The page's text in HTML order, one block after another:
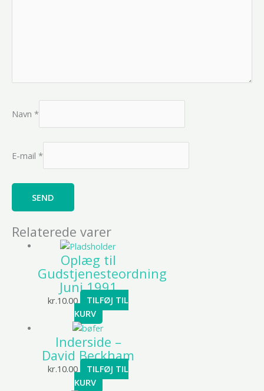
Navn *
E-mail *
Relaterede varer
Oplæg til
Gudstjenesteordning
Juni 1991
kr.10.00
TILFØJ TIL
KURV
Inderside –
David Beckham
kr.10.00
TILFØJ TIL
KURV